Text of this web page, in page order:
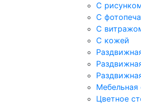
С
С
С
С кожей
Мебельная
Цветное